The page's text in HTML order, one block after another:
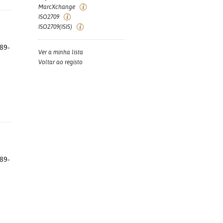
MarcXchange
ISO2709
ISO2709(ISIS)
Ver a minha lista
Voltar ao registo